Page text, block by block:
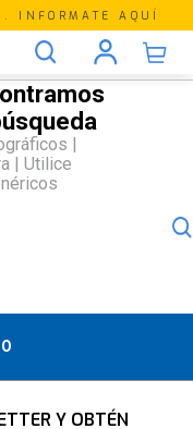
INFORMATE AQUÍ
Y OBTÉN